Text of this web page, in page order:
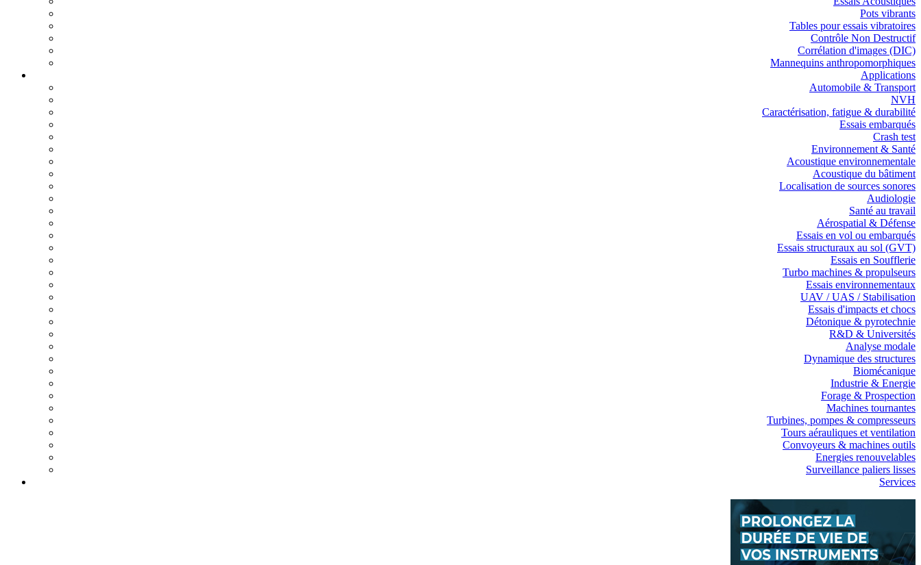
Pots vibrants
Tables pour essais vibratoires
Contrôle Non Destructif
Corrélation d'images (DIC)
Mannequins anthropomorphiques
Applications
Automobile & Transport
NVH
Caractérisation, fatigue & durabilité
Essais embarqués
Crash test
Environnement & Santé
Acoustique environnementale
Acoustique du bâtiment
Localisation de sources sonores
Audiologie
Santé au travail
Aérospatial & Défense
Essais en vol ou embarqués
Essais structuraux au sol (GVT)
Essais en Soufflerie
Turbo machines & propulseurs
Essais environnementaux
UAV / UAS / Stabilisation
Essais d'impacts et chocs
Détonique & pyrotechnie
R&D & Universités
Analyse modale
Dynamique des structures
Biomécanique
Industrie & Energie
Forage & Prospection
Machines tournantes
Turbines, pompes & compresseurs
Tours aérauliques et ventilation
Convoyeurs & machines outils
Energies renouvelables
Surveillance paliers lisses
Services